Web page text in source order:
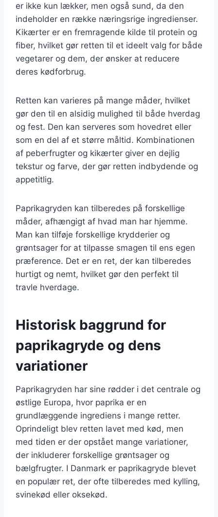
er ikke kun lækker, men også sund, da den
indeholder en række næringsrige ingredienser.
Kikærter er en fremragende kilde til protein og
fiber, hvilket gør retten til et ideelt valg for både
vegetarer og dem, der ønsker at reducere
deres kødforbrug.
Retten kan varieres på mange måder, hvilket
gør den til en alsidig mulighed til både hverdag
og fest. Den kan serveres som hovedret eller
som en del af et større måltid. Kombinationen
af peberfrugter og kikærter giver en dejlig
tekstur og farve, der gør retten indbydende og
appetitlig.
Paprikagryden kan tilberedes på forskellige
måder, afhængigt af hvad man har hjemme.
Man kan tilføje forskellige krydderier og
grøntsager for at tilpasse smagen til ens egen
præference. Det er en ret, der kan tilberedes
hurtigt og nemt, hvilket gør den perfekt til
travle hverdage.
Historisk baggrund for
paprikagryde og dens
variationer
Paprikagryden har sine rødder i det centrale og
østlige Europa, hvor paprika er en
grundlæggende ingrediens i mange retter.
Oprindeligt blev retten lavet med kød, men
med tiden er der opstået mange variationer,
der inkluderer forskellige grøntsager og
bælgfrugter. I Danmark er paprikagryde blevet
en populær ret, der ofte tilberedes med kylling,
svinekød eller oksekød.